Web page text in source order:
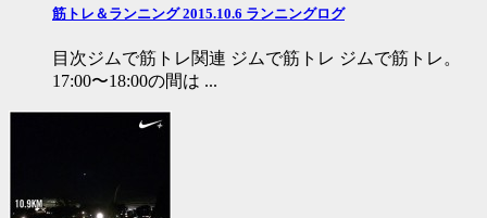
筋トレ＆ランニング 2015.10.6 ランニングログ
目次ジムで筋トレ関連 ジムで筋トレ ジムで筋トレ。
17:00〜18:00の間は ...